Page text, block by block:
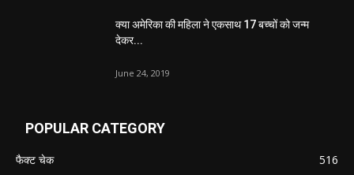
क्या अमेरिका की महिला ने एकसाथ 17 बच्चों को जन्म
देकर...
June 24, 2019
POPULAR CATEGORY
फैक्ट चेक
516